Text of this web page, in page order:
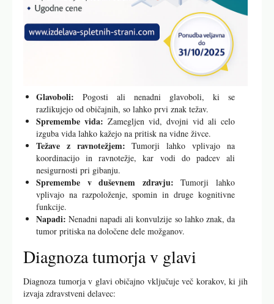
Glavoboli: Pogosti ali nenadni glavoboli, ki se
razlikujejo od običajnih, so lahko prvi znak težav.
Spremembe vida: Zamegljen vid, dvojni vid ali celo
izguba vida lahko kažejo na pritisk na vidne živce.
Težave z ravnotežjem: Tumorji lahko vplivajo na
koordinacijo in ravnotežje, kar vodi do padcev ali
nesigurnosti pri gibanju.
Spremembe v duševnem zdravju: Tumorji lahko
vplivajo na razpoloženje, spomin in druge kognitivne
funkcije.
Napadi: Nenadni napadi ali konvulzije so lahko znak, da
tumor pritiska na določene dele možganov.
Diagnoza tumorja v glavi
Diagnoza tumorja v glavi običajno vključuje več korakov, ki jih
izvaja zdravstveni delavec: